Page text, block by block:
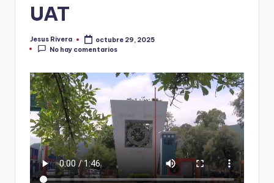
UAT
Publicado
por
Jesus Rivera
octubre 29, 2025
No hay comentarios